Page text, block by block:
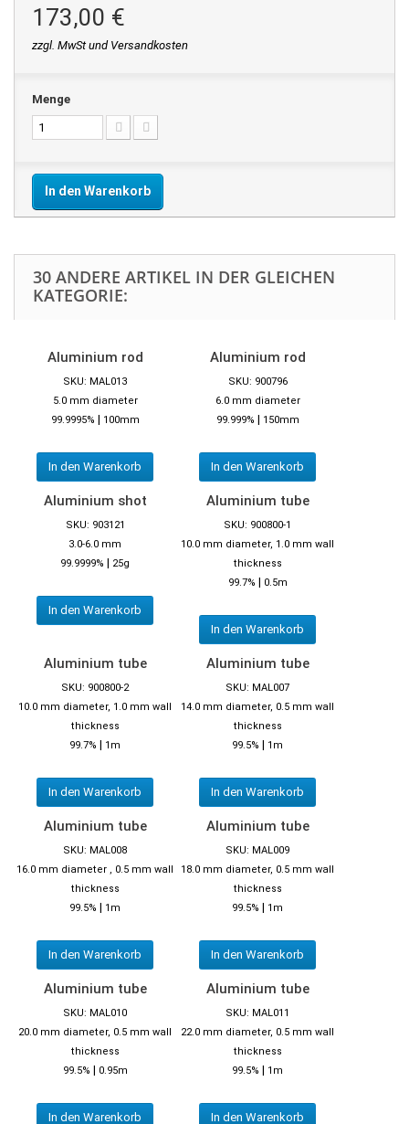
173,00 €
zzgl. MwSt und Versandkosten
Menge
In den Warenkorb
30 ANDERE ARTIKEL IN DER GLEICHEN
KATEGORIE:
Aluminium rod
SKU: MAL013
5.0 mm diameter
99.9995% | 100mm
In den Warenkorb
Aluminium rod
SKU: 900796
6.0 mm diameter
99.999% | 150mm
In den Warenkorb
Aluminium shot
SKU: 903121
3.0-6.0 mm
99.9999% | 25g
In den Warenkorb
Aluminium tube
SKU: 900800-1
10.0 mm diameter, 1.0 mm wall
thickness
99.7% | 0.5m
In den Warenkorb
Aluminium tube
SKU: 900800-2
10.0 mm diameter, 1.0 mm wall
thickness
99.7% | 1m
In den Warenkorb
Aluminium tube
SKU: MAL007
14.0 mm diameter, 0.5 mm wall
thickness
99.5% | 1m
In den Warenkorb
Aluminium tube
SKU: MAL008
16.0 mm diameter , 0.5 mm wall
thickness
99.5% | 1m
In den Warenkorb
Aluminium tube
SKU: MAL009
18.0 mm diameter, 0.5 mm wall
thickness
99.5% | 1m
In den Warenkorb
Aluminium tube
SKU: MAL010
20.0 mm diameter, 0.5 mm wall
thickness
99.5% | 0.95m
In den Warenkorb
Aluminium tube
SKU: MAL011
22.0 mm diameter, 0.5 mm wall
thickness
99.5% | 1m
In den Warenkorb